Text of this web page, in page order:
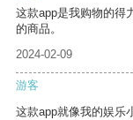
这款app是我购物的得
的商品。
2024-02-09
游客
这款app就像我的娱乐